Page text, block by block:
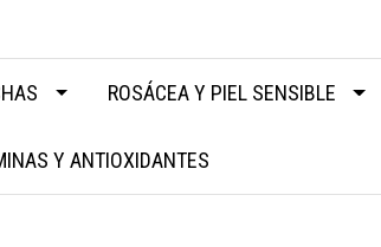
ROSÁCEA Y PIEL SENSIBLE
Y ANTIOXIDANTES